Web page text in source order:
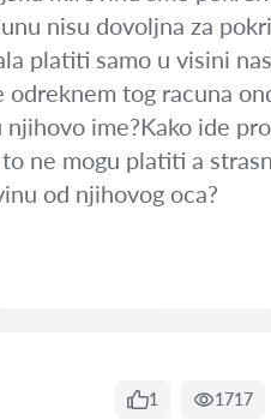
nisu dovoljna za
platiti samo u visini
tog racuna
ime?Kako ide
ne mogu platiti a
od njihovog oca?
1 1717